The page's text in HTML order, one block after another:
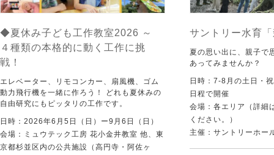
◆夏休み子ども工作教室2026 ～
４種類の本格的に動く工作に挑
戦！
エレベーター、リモコンカー、扇風機、ゴム
動力飛行機を一緒に作ろう！ どれも夏休みの
自由研究にもピッタリの工作です。
日時：2026年6月5日（日）ー9月6日（日）
会場：ミュウテック工房 花小金井教室 他、東
京都杉並区内の公共施設（高円寺・阿佐ヶ
サントリー水育
夏の思い出に、親子で
あってみませんか？
日時：7-8月の土日・
日程で開催
会場：各エリア（詳細
ください。）
主催：サントリーホー